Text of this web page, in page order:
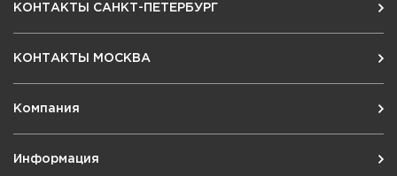
КОНТАКТЫ САНКТ-ПЕТЕРБУРГ
КОНТАКТЫ МОСКВА
Компания
Информация